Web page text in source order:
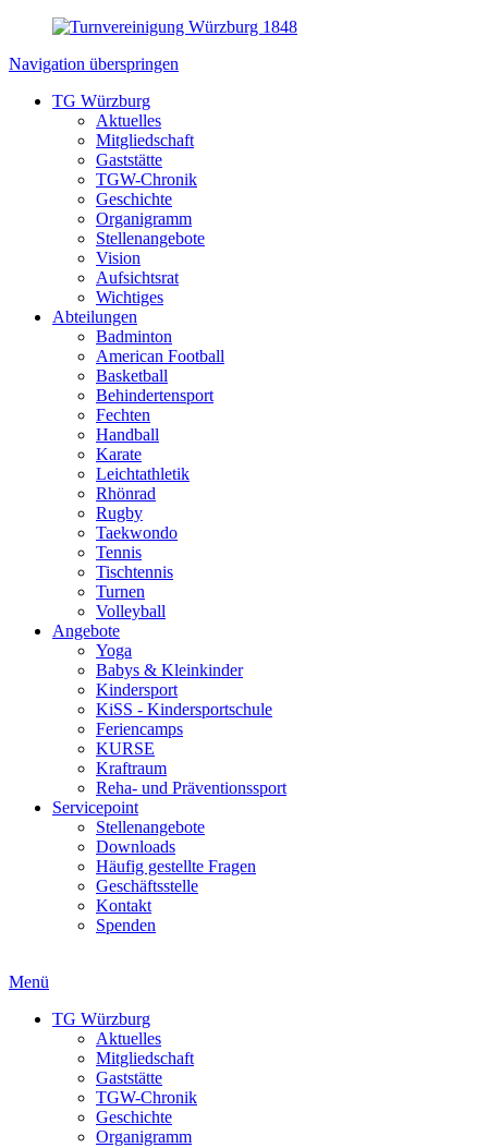
Navigation überspringen
TG Würzburg
Aktuelles
Mitgliedschaft
Gaststätte
TGW-Chronik
Geschichte
Organigramm
Stellenangebote
Vision
Aufsichtsrat
Wichtiges
Abteilungen
Badminton
American Football
Basketball
Behindertensport
Fechten
Handball
Karate
Leichtathletik
Rhönrad
Rugby
Taekwondo
Tennis
Tischtennis
Turnen
Volleyball
Angebote
Yoga
Babys & Kleinkinder
Kindersport
KiSS - Kindersportschule
Feriencamps
KURSE
Kraftraum
Reha- und Präventionssport
Servicepoint
Stellenangebote
Downloads
Häufig gestellte Fragen
Geschäftsstelle
Kontakt
Spenden
Menü
TG Würzburg
Aktuelles
Mitgliedschaft
Gaststätte
TGW-Chronik
Geschichte
Organigramm